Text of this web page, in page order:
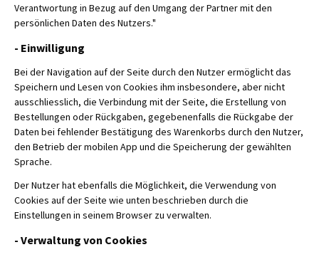
Verantwortung in Bezug auf den Umgang der Partner mit den
persönlichen Daten des Nutzers."
- Einwilligung
Bei der Navigation auf der Seite durch den Nutzer ermöglicht das
Speichern und Lesen von Cookies ihm insbesondere, aber nicht
ausschliesslich, die Verbindung mit der Seite, die Erstellung von
Bestellungen oder Rückgaben, gegebenenfalls die Rückgabe der
Daten bei fehlender Bestätigung des Warenkorbs durch den Nutzer,
den Betrieb der mobilen App und die Speicherung der gewählten
Sprache.
Der Nutzer hat ebenfalls die Möglichkeit, die Verwendung von
Cookies auf der Seite wie unten beschrieben durch die
Einstellungen in seinem Browser zu verwalten.
- Verwaltung von Cookies